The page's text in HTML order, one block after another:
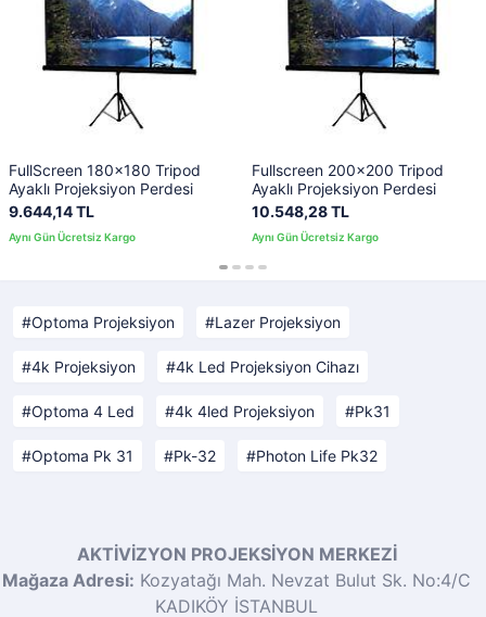
FullScreen 180x180 Tripod
Ayaklı Projeksiyon Perdesi
9.644,14 TL
Fullscreen 200x200 Tripod
Ayaklı Projeksiyon Perdesi
10.548,28 TL
Optoma Projeksiyon Lazer Projeksiyon
4k Projeksiyon 4k Led Projeksiyon Cihazı
Optoma 4 Led 4k 4led Projeksiyon Pk31
Optoma Pk 31 Pk-32 Photon Life Pk32
AKTİVİZYON PROJEKSİYON MERKEZİ
Mağaza Adresi: Kozyatağı Mah. Nevzat Bulut Sk. No:4/C
KADIKÖY İSTANBUL